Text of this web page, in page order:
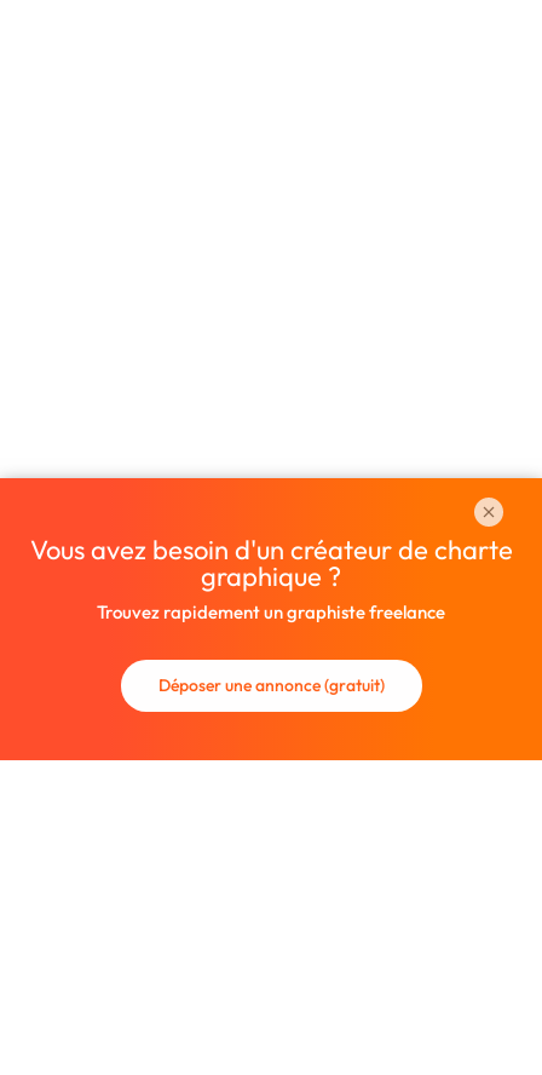
Vous avez besoin d'un créateur de charte
graphique ?
Trouvez rapidement un graphiste freelance
Déposer une annonce (gratuit)